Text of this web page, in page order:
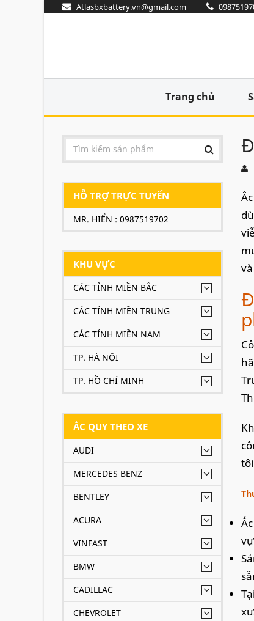
Atlasbxbattery.vn@gmail.com
Trang chủ
HỖ TRỢ TRỰC TUYẾN
MR. HIỂN : 0987519702
KHU VỰC
CÁC TỈNH MIỀN BẮC
CÁC TỈNH MIỀN TRUNG
CÁC TỈNH MIỀN NAM
TP. HÀ NỘI
TP. HỒ CHÍ MINH
ẮC QUY THEO XE
AUDI
MERCEDES BENZ
BENTLEY
ACURA
VINFAST
BMW
CADILLAC
CHEVROLET